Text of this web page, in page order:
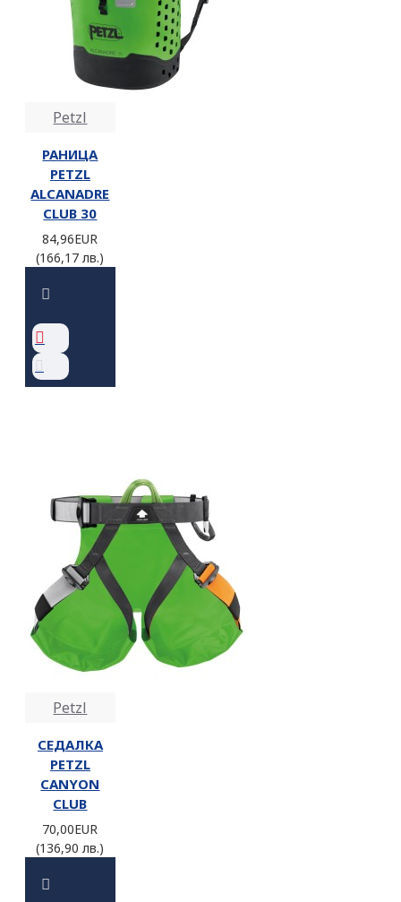
Petzl
РАНИЦА
PETZL
ALCANADRE
CLUB 30
84,96EUR
(166,17 лв.)
Petzl
СЕДАЛКА
PETZL
CANYON
CLUB
70,00EUR
(136,90 лв.)